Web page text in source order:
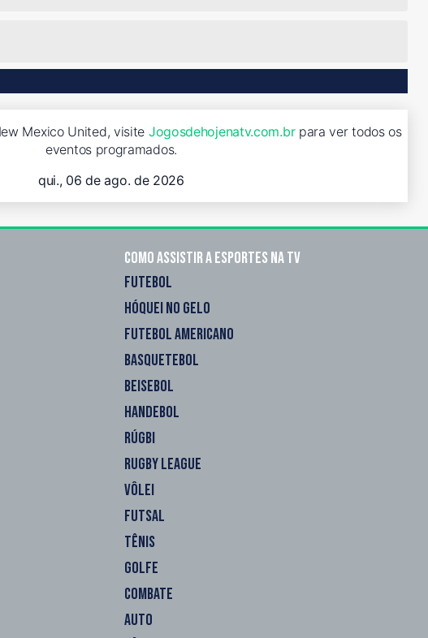
Mexico United, visite Jogosdehojenatv.com.brpara ver todos os
eventos programados.
qui., 06 de ago. de 2026
Como assistir a esportes na TV
FUTEBOL
HÓQUEI NO GELO
FUTEBOL AMERICANO
BASQUETEBOL
BEISEBOL
HANDEBOL
RÚGBI
RUGBY LEAGUE
VÔLEI
FUTSAL
TÊNIS
GOLFE
COMBATE
AUTO